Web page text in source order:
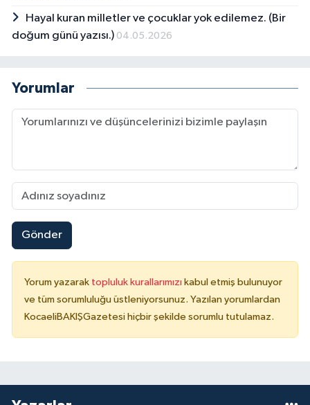
Hayal kuran milletler ve çocuklar yok edilemez. (Bir
doğum günü yazısı.) 04.05.2026
Yorumlar
Gönder
Yorum yazarak topluluk kurallarımızı kabul etmiş bulunuyor
ve tüm sorumluluğu üstleniyorsunuz. Yazılan yorumlardan
KocaeliBAKIŞGazetesi hiçbir şekilde sorumlu tutulamaz.